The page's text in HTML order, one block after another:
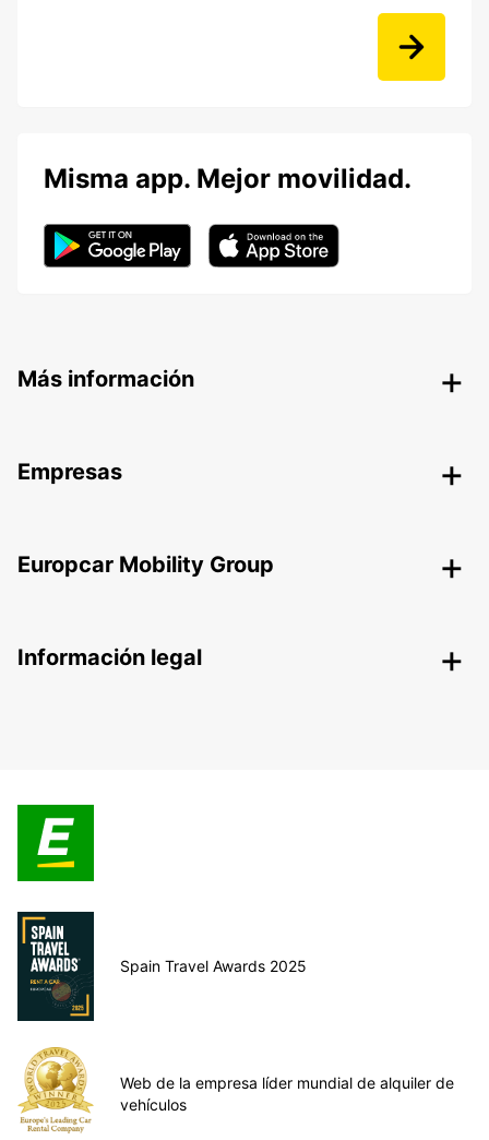
Misma app. Mejor movilidad.
Más información
Empresas
Europcar Mobility Group
Información legal
Spain Travel Awards 2025
Web de la empresa líder mundial de alquiler de
vehículos